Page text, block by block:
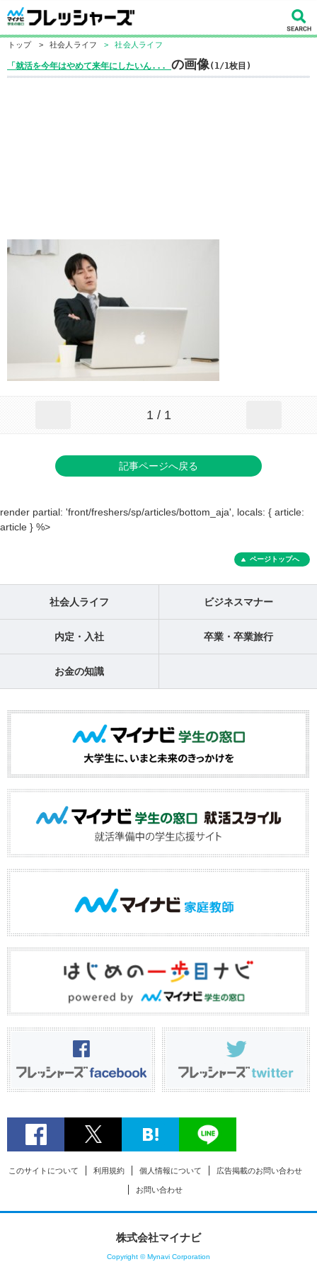
トップ > 社会人ライフ > 社会人ライフ
「就活を今年はやめて来年にしたいん... の画像(1/1枚目)
1 / 1
記事ページへ戻る
render partial: 'front/freshers/sp/articles/bottom_aja', locals: { article:
article } %>
ページトップへ
社会人ライフ ビジネスマナー
内定・入社 卒業・卒業旅行
お金の知識
このサイトについて 利用規約 個人情報について 広告掲載のお問い合わせ
お問い合わせ
株式会社マイナビ
Copyright © Mynavi Corporation